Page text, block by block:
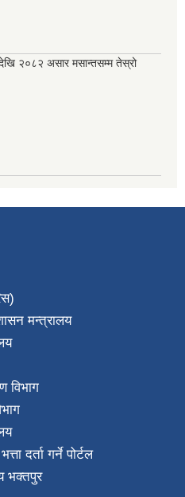
२०८२ असार मसान्तसम्म तेस्रो
मन्त्रालय
विभाग
दर्ता गर्ने पोर्टल
भक्तपुर